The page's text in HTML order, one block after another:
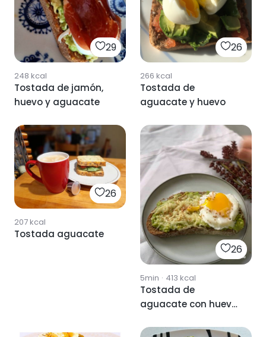
29
248 kcal
Tostada de jamón,
huevo y aguacate
26
266 kcal
Tostada de
aguacate y huevo
26
207kcal
Tostada aguacate
26
5min · 413 kcal
Tostada de
aguacate con huevo